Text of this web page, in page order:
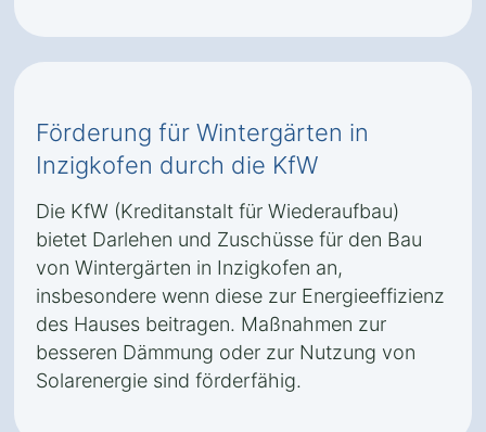
Förderung für Wintergärten in
Inzigkofen durch die KfW
Die KfW (Kreditanstalt für Wiederaufbau)
bietet Darlehen und Zuschüsse für den Bau
von Wintergärten in Inzigkofen an,
insbesondere wenn diese zur Energieeffizienz
des Hauses beitragen. Maßnahmen zur
besseren Dämmung oder zur Nutzung von
Solarenergie sind förderfähig.